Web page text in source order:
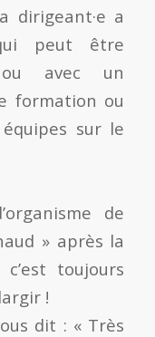
dirigeant·e a
peut être
avec un
formation ou
sur le
de
» après la
toujours
!
dit : « Très